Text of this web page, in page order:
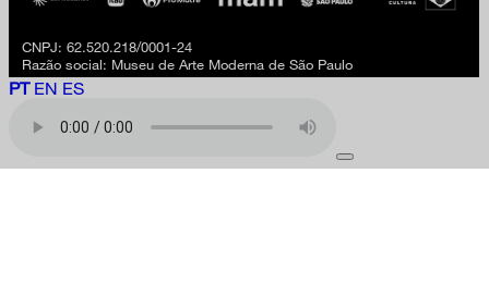
CNPJ: 62.520.218/0001-24
Razão social: Museu de Arte Moderna de São Paulo
PT EN ES